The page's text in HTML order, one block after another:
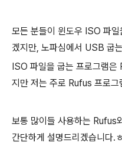
모든 분들이 윈도우 ISO 파
겠지만, 노파심에서 USB 굽
ISO 파일을 굽는 프로그램
지만 저는 주로 Rufus 프로그
보통 많이들 사용하는
간단하게 설명드리겠습니다.ㅎ